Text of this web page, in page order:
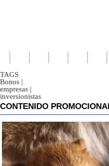
TAGS
Bonos |
empresas |
inversionistas